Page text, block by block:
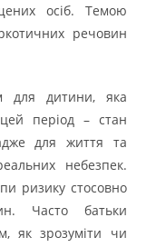
осіб. Темою
речовин
для дитини, яка
період – стан
для життя та
небезпек.
ризику стосовно
Часто батьки
як зрозуміти чи